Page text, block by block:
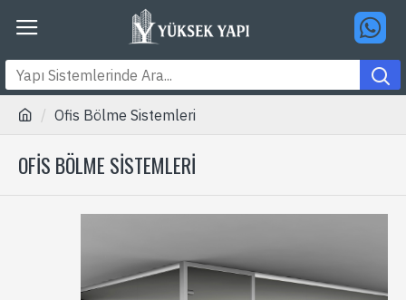
Ofis Bölme Sistemleri
OFIS BÖLME SISTEMLERI